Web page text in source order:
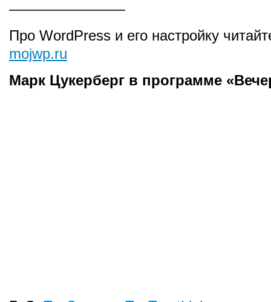
————————
Про WordPress и его настройку
mojwp.ru
Марк Цукерберг в программе